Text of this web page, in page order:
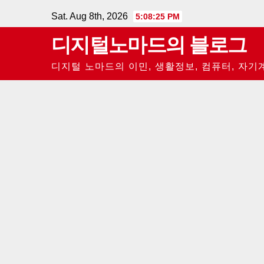
to
Sat. Aug 8th, 2026 5:08:26 PM
디지털노마드의 블로그
디지털 노마드의 이민, 생활정보, 컴퓨터, 자기